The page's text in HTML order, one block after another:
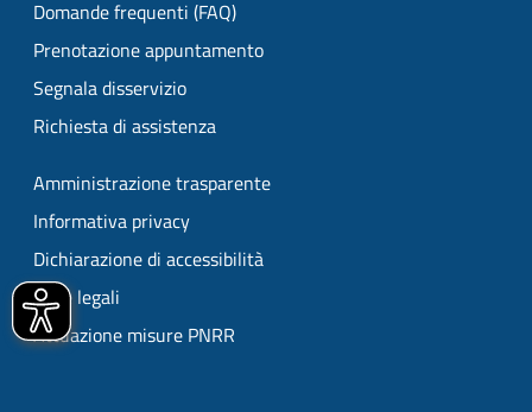
Domande frequenti (FAQ)
Prenotazione appuntamento
Segnala disservizio
Richiesta di assistenza
Amministrazione trasparente
Informativa privacy
Dichiarazione di accessibilità
Note legali
Attuazione misure PNRR